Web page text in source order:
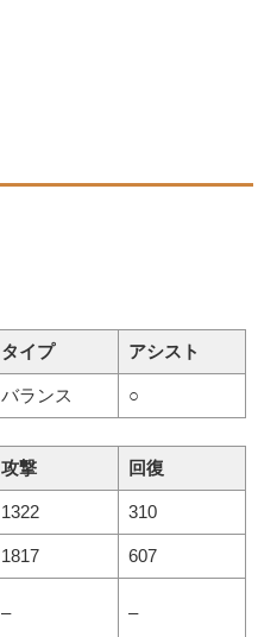
タイプ アシスト
バランス ○
攻撃 回復
1322 310
1817 607
– –